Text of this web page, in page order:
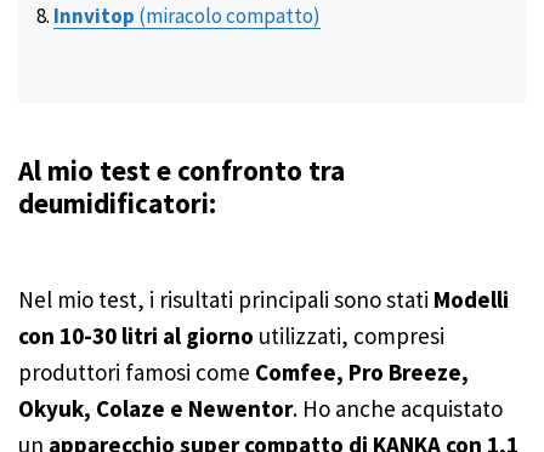
Innvitop (miracolo compatto)
Al mio test e confronto tra
deumidificatori:
Nel mio test, i risultati principali sono stati Modelli
con 10-30 litri al giorno utilizzati, compresi
produttori famosi come Comfee, Pro Breeze,
Okyuk, Colaze e Newentor. Ho anche acquistato
un apparecchio super compatto di KANKA con 1,1